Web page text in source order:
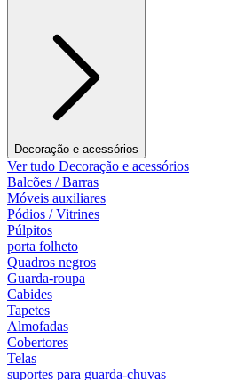
Decoração e acessórios
Ver tudo Decoração e acessórios
Balcões / Barras
Móveis auxiliares
Pódios / Vitrines
Púlpitos
porta folheto
Quadros negros
Guarda-roupa
Cabides
Tapetes
Almofadas
Cobertores
Telas
suportes para guarda-chuvas